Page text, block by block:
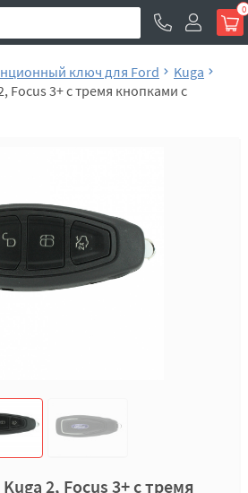
0
ключ для Ford
Kuga
Focus 3+ с тремя кнопками с
2, Focus 3+ с тремя